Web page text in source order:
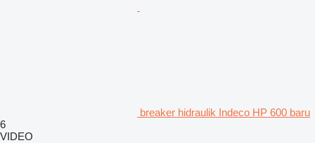
breaker hidraulik Indeco HP 600 baru
6
VIDEO